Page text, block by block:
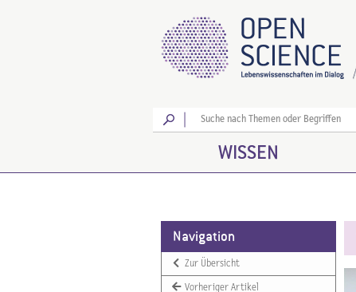
Los
WISSEN
Navigation
Zur Übersicht
Vorheriger Artikel